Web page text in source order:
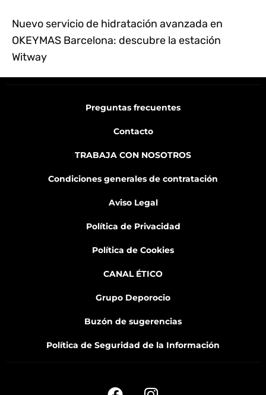
Nuevo servicio de hidratación avanzada en
OKEYMAS Barcelona: descubre la estación
Witway
Preguntas frecuentes
Contacto
TRABAJA CON NOSOTROS
Condiciones generales de contratación
Aviso Legal
Política de Privacidad
Política de Cookies
CANAL ÉTICO
Grupo Deporocio
Buzón de sugerencias
Política de Seguridad de la Información